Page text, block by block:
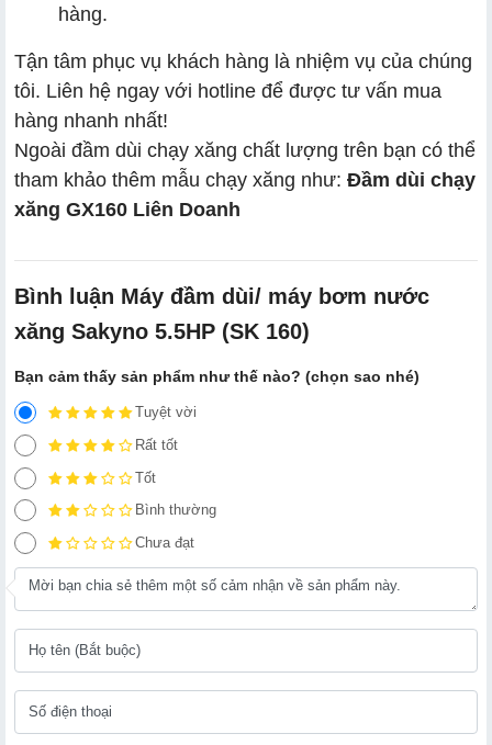
hàng.
Tận tâm phục vụ khách hàng là nhiệm vụ của chúng
tôi. Liên hệ ngay với hotline để được tư vấn mua
hàng nhanh nhất!
Ngoài đầm dùi chạy xăng chất lượng trên bạn có thể
tham khảo thêm mẫu chạy xăng như: Đầm dùi chạy
xăng GX160 Liên Doanh
Bình luận Máy đầm dùi/ máy bơm nước
xăng Sakyno 5.5HP (SK 160)
Bạn cảm thấy sản phẩm như thế nào? (chọn sao nhé)
Tuyệt vời
Rất tốt
Tốt
Bình thường
Chưa đạt